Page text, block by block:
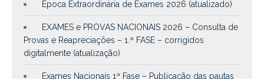
Época Extraordinária de Exames 2026 (atualizado)
EXAMES e PROVAS NACIONAIS 2026 – Consulta de
Provas e Reapreciações – 1.ª FASE – corrigidos
digitalmente (atualização)
Exames Nacionais 1ª Fase – Publicação das pautas